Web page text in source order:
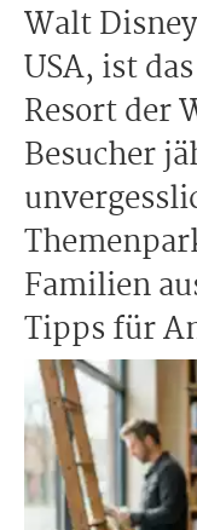
Walt
USA, ist
Resort der
Besucher
Familien
Tipps für